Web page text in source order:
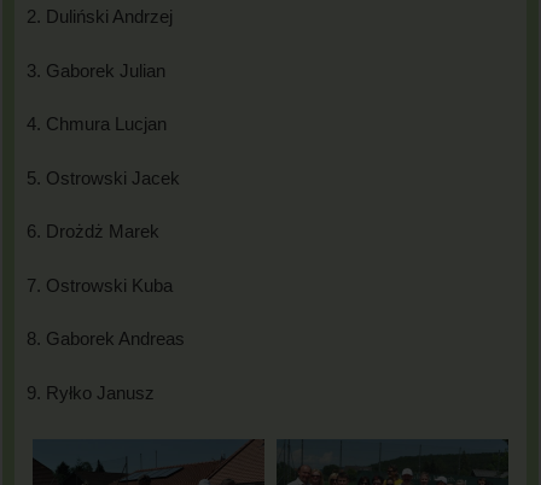
2. Duliński Andrzej
3. Gaborek Julian
4. Chmura Lucjan
5. Ostrowski Jacek
6. Drożdż Marek
7. Ostrowski Kuba
8. Gaborek Andreas
9. Ryłko Janusz